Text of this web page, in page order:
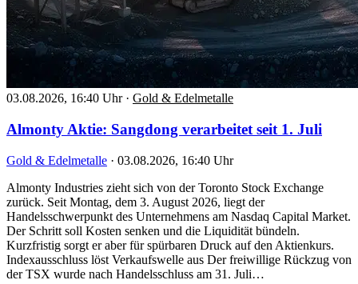
03.08.2026, 16:40 Uhr · Gold & Edelmetalle
Almonty Aktie: Sangdong verarbeitet seit 1. Juli
Gold & Edelmetalle · 03.08.2026, 16:40 Uhr
Almonty Industries zieht sich von der Toronto Stock Exchange
zurück. Seit Montag, dem 3. August 2026, liegt der
Handelsschwerpunkt des Unternehmens am Nasdaq Capital Market.
Der Schritt soll Kosten senken und die Liquidität bündeln.
Kurzfristig sorgt er aber für spürbaren Druck auf den Aktienkurs.
Indexausschluss löst Verkaufswelle aus Der freiwillige Rückzug von
der TSX wurde nach Handelsschluss am 31. Juli…